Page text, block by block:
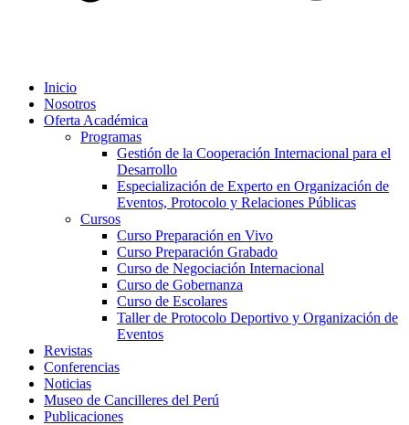
Inicio
Nosotros
Oferta Académica
Programas
Gestión de la Cooperación Internacional para el
Desarrollo
Especialización de Experto en Organización de
Eventos, Protocolo y Relaciones Públicas
Cursos
Curso Preparación en Vivo
Curso Preparación Grabado
Curso de Negociación Internacional
Curso de Gobernanza
Curso de Escolares
Taller de Protocolo Deportivo y Organización de
Eventos
Revistas
Conferencias
Noticias
Museo de Cancilleres del Perú
Publicaciones